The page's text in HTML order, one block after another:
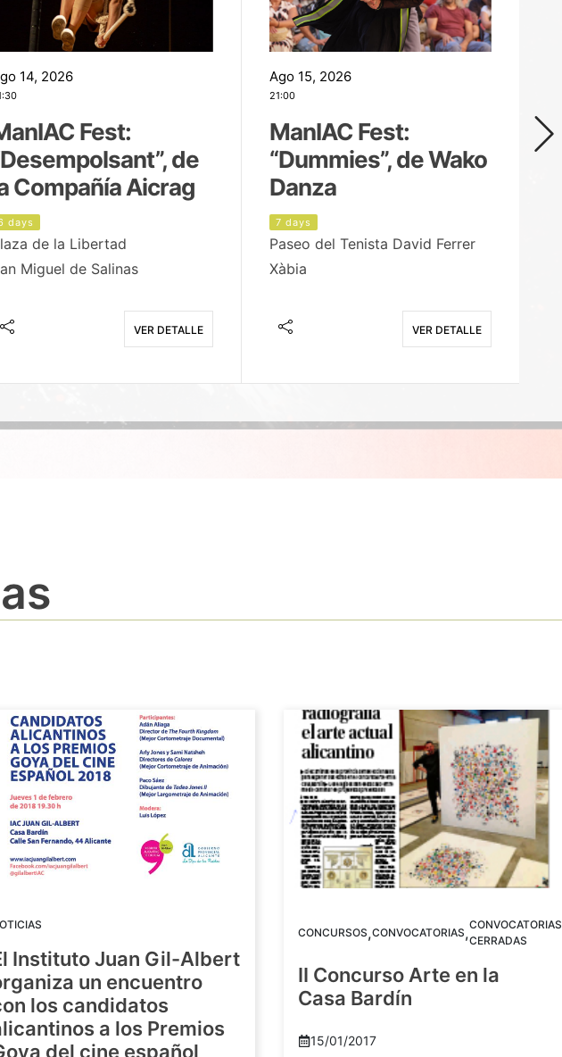
14, 2026
Fest:
de
Compañía Aicrag
days
de la Libertad
Miguel de Salinas
VER DETALLE
Ago 15, 2026
21:00
ManIAC Fest:
“Dummies”, de Wako
Danza
7 days
Paseo del Tenista David Ferrer
Xàbia
VER DETALLE
Instituto Juan Gil-Albert
un encuentro
los candidatos
a los Premios
del cine español
CONCURSOS,CONVOCATORIAS,CONVOCATORIAS
CERRADAS
II Concurso Arte en la
Casa Bardín
15/01/2017